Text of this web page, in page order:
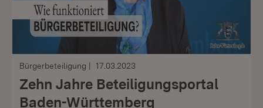
Bürgerbeteiligung 17.03.2023
Zehn Jahre Beteiligungsportal
Baden-Württemberg